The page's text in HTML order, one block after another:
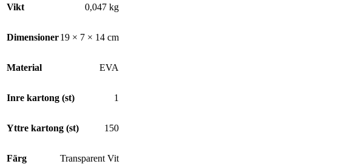
Vikt
0,047 kg
Dimensioner19 × 7 × 14 cm
Material EVA
Inre kartong (st) 1
Yttre kartong (st) 150
Färg
Transparent Vit